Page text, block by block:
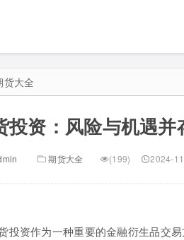
货大全
投资：风险与机遇
期货大全 (199) 2024-
投资作为一种重要的金融衍生品交